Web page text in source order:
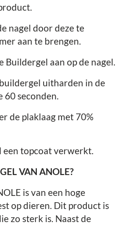
door deze te
aan te brengen.
aan op de nagel.
uitharden in de
60 seconden.
plaklaag met 70%
topcoat verwerkt.
VAN ANOLE?
is van een hoge
op dieren. Dit product is
zo sterk is. Naast de